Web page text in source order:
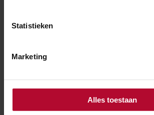
Statistieken
Marketing
Alles toestaan